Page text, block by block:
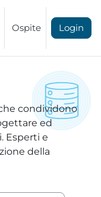
Ospite Login
condividono
ed
Esperti e
della